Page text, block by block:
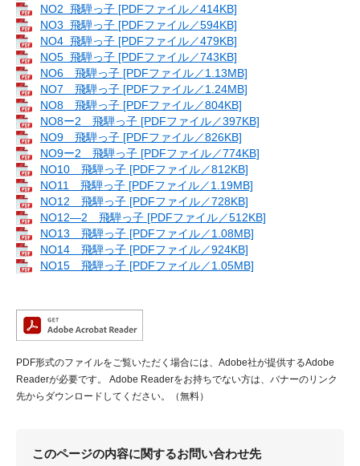
NO2 飛騨っ子 [PDFファイル／414KB]
NO3 飛騨っ子 [PDFファイル／594KB]
NO4 飛騨っ子 [PDFファイル／479KB]
NO5 飛騨っ子 [PDFファイル／743KB]
NO6 飛騨っ子 [PDFファイル／1.13MB]
NO7 飛騨っ子 [PDFファイル／1.24MB]
NO8 飛騨っ子 [PDFファイル／804KB]
NO8ー2 飛騨っ子 [PDFファイル／397KB]
NO9 飛騨っ子 [PDFファイル／826KB]
NO9ー2 飛騨っ子 [PDFファイル／774KB]
NO10 飛騨っ子 [PDFファイル／812KB]
NO11 飛騨っ子 [PDFファイル／1.19MB]
NO12 飛騨っ子 [PDFファイル／728KB]
NO12―2 飛騨っ子 [PDFファイル／512KB]
NO13 飛騨っ子 [PDFファイル／1.08MB]
NO14 飛騨っ子 [PDFファイル／924KB]
NO15 飛騨っ子 [PDFファイル／1.05MB]
PDF形式のファイルをご覧いただく場合には、Adobe社が提供するAdobe
Readerが必要です。
Adobe Readerをお持ちでない方は、バナーのリンク
先からダウンロードしてください。（無料）
このページの内容に関するお問い合わせ先